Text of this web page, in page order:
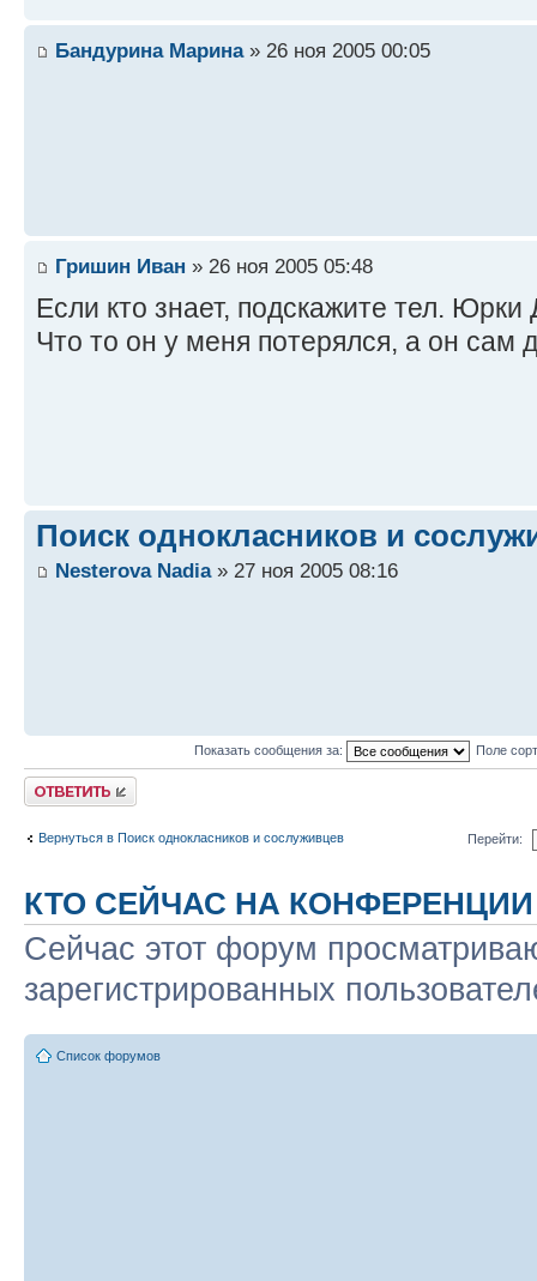
Бандурина Марина» 26 ноя 2005 00:05
Гришин Иван » 26 ноя 2005 05:48
Если кто знает, подскажите тел. Юрки
Что то он у меня потерялся, а он сам
Поиск однокласников и
Nesterova Nadia» 27 ноя 2005 08:16
Показать сообщения за: Поле
Ответить
Вернуться в Поиск однокласников и сослуживцев Перейти:
КТО СЕЙЧАС НА КОНФЕРЕНЦИИ
Сейчас этот форум
зарегистрированных
Список форумов